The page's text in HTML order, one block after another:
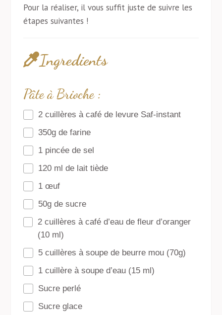
Pour la réaliser, il vous suffit juste de suivre les
étapes suivantes !
Ingredients
Pâte à Brioche :
2 cuillères à café de levure Saf-instant
350g de farine
1 pincée de sel
120 ml de lait tiède
1 œuf
50g de sucre
2 cuillères à café d’eau de fleur d’oranger
(10 ml)
5 cuillères à soupe de beurre mou (70g)
1 cuillère à soupe d’eau (15 ml)
Sucre perlé
Sucre glace